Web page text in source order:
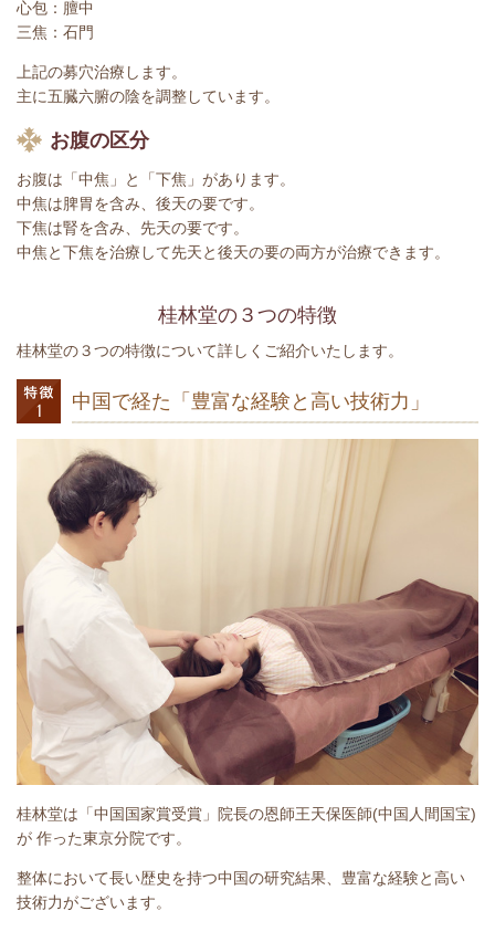
心包：膻中
三焦：石門
上記の募穴治療します。
主に五臓六腑の陰を調整しています。
お腹の区分
お腹は「中焦」と「下焦」があります。
中焦は脾胃を含み、後天の要です。
下焦は腎を含み、先天の要です。
中焦と下焦を治療して先天と後天の要の両方が治療できます。
桂林堂の３つの特徴
桂林堂の３つの特徴について詳しくご紹介いたします。
中国で経た「豊富な経験と高い技術力」
桂林堂は「中国国家賞受賞」院長の恩師王天保医師(中国人間国宝)
が 作った東京分院です。
整体において長い歴史を持つ中国の研究結果、豊富な経験と高い
技術力がございます。